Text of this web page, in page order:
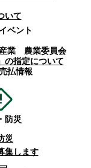
ベント
産業
農業委員会
払情報
防災
災
いて
の指定について
集します